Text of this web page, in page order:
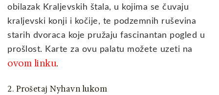
obilazak Kraljevskih štala, u kojima se čuvaju
kraljevski konji i kočije, te podzemnih ruševina
starih dvoraca koje pružaju fascinantan pogled u
prošlost. Karte za ovu palatu možete uzeti na
ovom linku.
2. Prošetaj Nyhavn lukom